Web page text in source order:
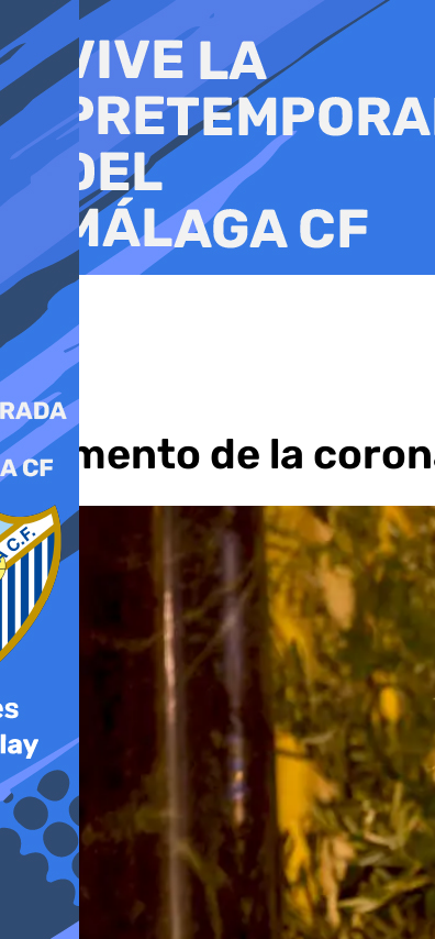
al
contenido
Momento de la